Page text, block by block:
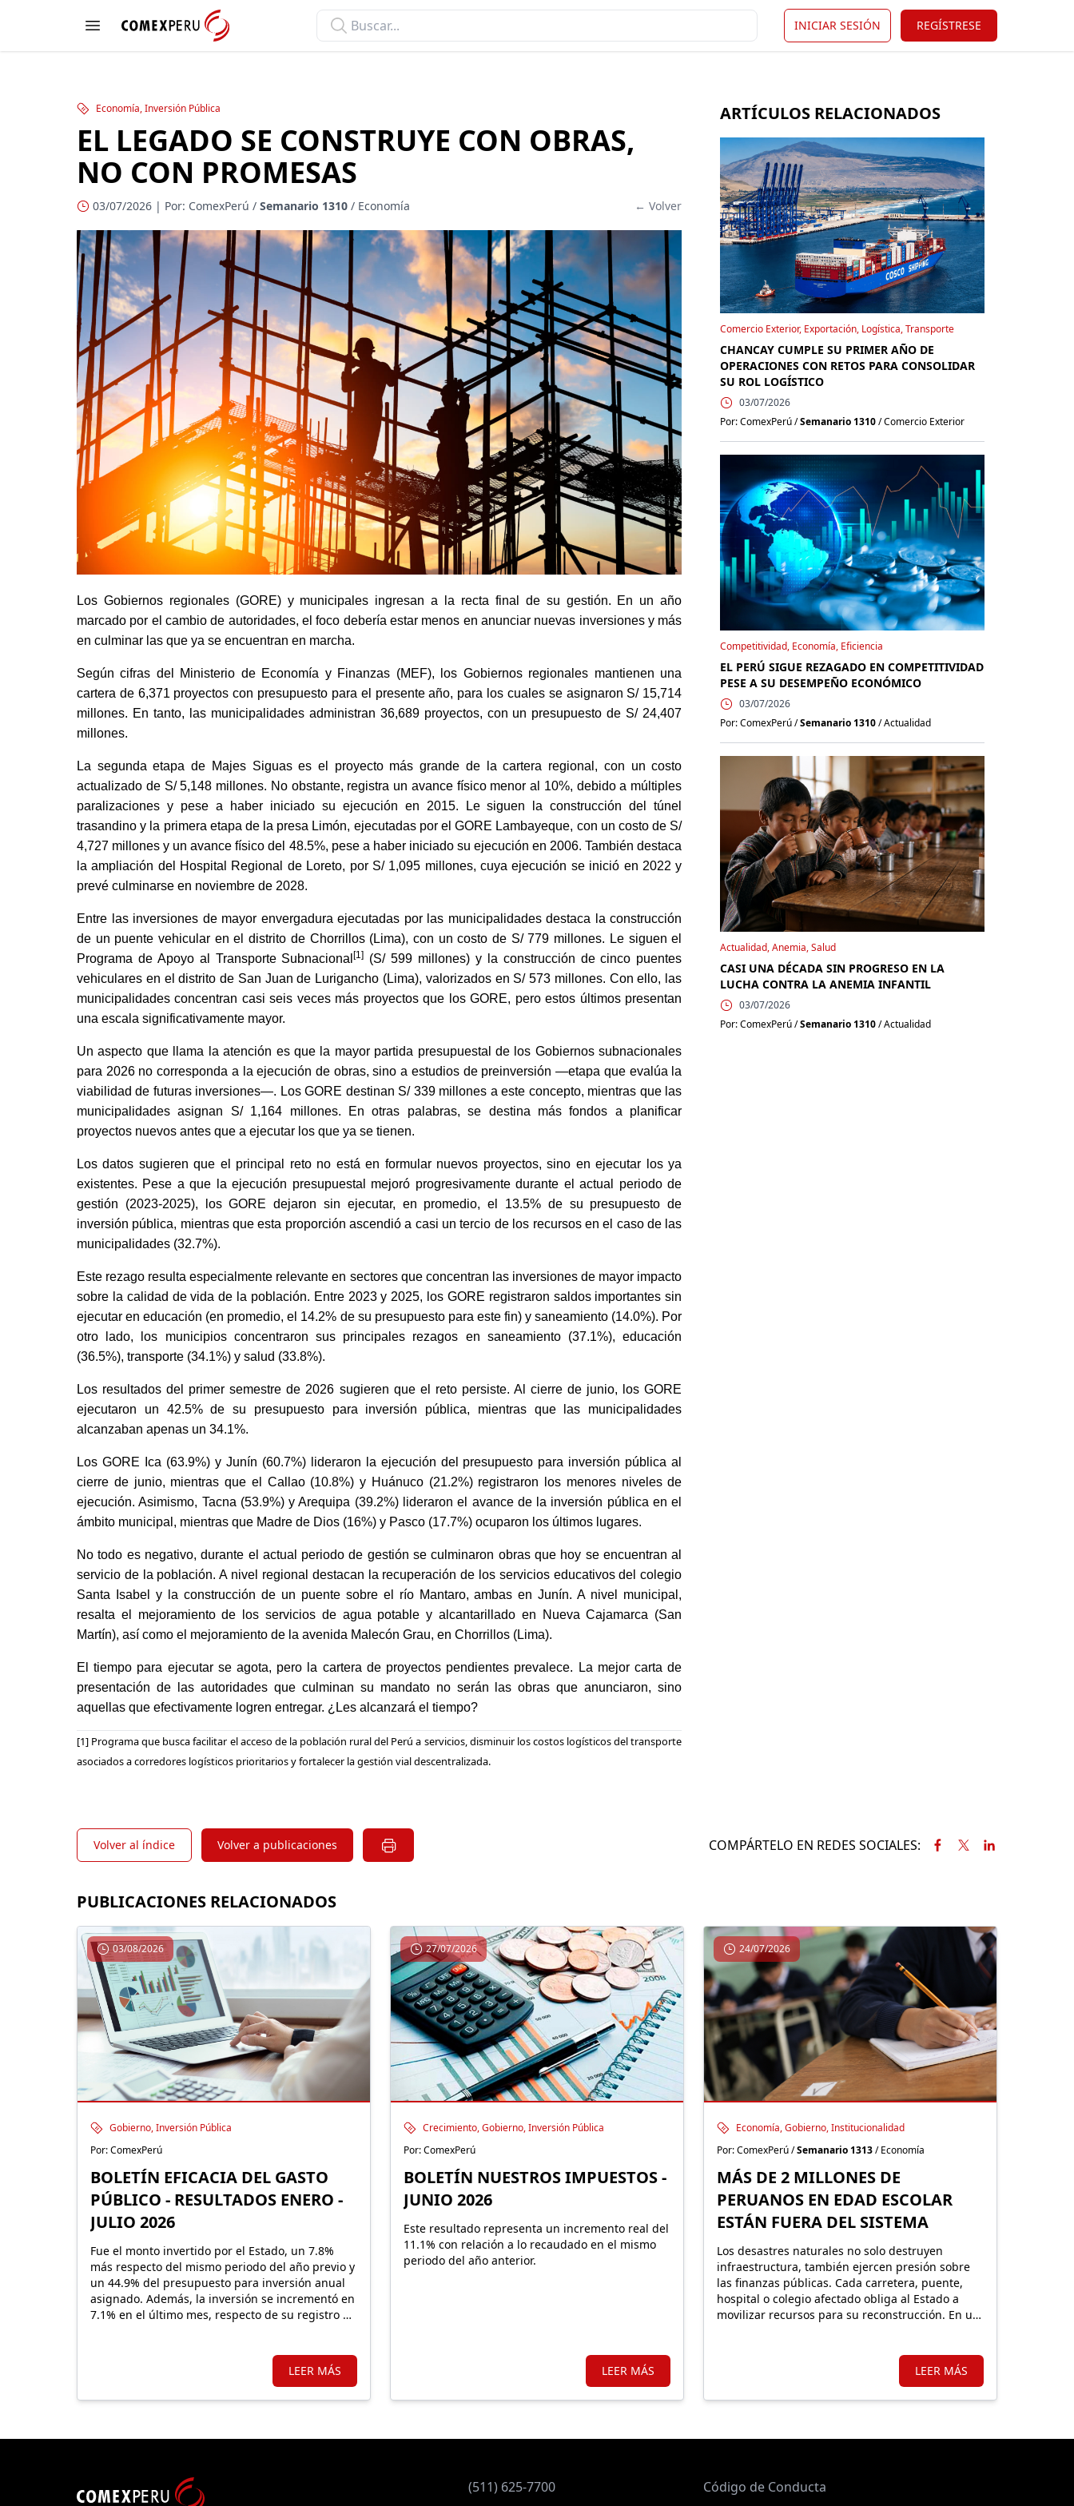
Open menu
ComexPerú INICIAR SESIÓN REGÍSTRESE
Economía, Inversión Pública
EL LEGADO SE CONSTRUYE CON OBRAS,
NO CON PROMESAS
03/07/2026 | Por: ComexPerú / Semanario 1310 / Economía ← Volver
Los Gobiernos regionales (GORE) y municipales ingresan a la recta final de su gestión. En un año
marcado por el cambio de autoridades, el foco debería estar menos en anunciar nuevas inversiones y más
en culminar las que ya se encuentran en marcha.
Según cifras del Ministerio de Economía y Finanzas (MEF), los Gobiernos regionales mantienen una
cartera de 6,371 proyectos con presupuesto para el presente año, para los cuales se asignaron S/ 15,714
millones. En tanto, las municipalidades administran 36,689 proyectos, con un presupuesto de S/ 24,407
millones.
La segunda etapa de Majes Siguas es el proyecto más grande de la cartera regional, con un costo
actualizado de S/ 5,148 millones. No obstante, registra un avance físico menor al 10%, debido a múltiples
paralizaciones y pese a haber iniciado su ejecución en 2015. Le siguen la construcción del túnel
trasandino y la primera etapa de la presa Limón, ejecutadas por el GORE Lambayeque, con un costo de S/
4,727 millones y un avance físico del 48.5%, pese a haber iniciado su ejecución en 2006. También destaca
la ampliación del Hospital Regional de Loreto, por S/ 1,095 millones, cuya ejecución se inició en 2022 y
prevé culminarse en noviembre de 2028.
Entre las inversiones de mayor envergadura ejecutadas por las municipalidades destaca la construcción
de un puente vehicular en el distrito de Chorrillos (Lima), con un costo de S/ 779 millones. Le siguen el
Programa de Apoyo al Transporte Subnacional[1]
(S/ 599 millones) y la construcción de cinco puentes
vehiculares en el distrito de San Juan de Lurigancho (Lima), valorizados en S/ 573 millones. Con ello, las
municipalidades concentran casi seis veces más proyectos que los GORE, pero estos últimos presentan
una escala significativamente mayor.
Un aspecto que llama la atención es que la mayor partida presupuestal de los Gobiernos subnacionales
para 2026 no corresponda a la ejecución de obras, sino a estudios de preinversión —etapa que evalúa la
viabilidad de futuras inversiones—. Los GORE destinan S/ 339 millones a este concepto, mientras que las
municipalidades asignan S/ 1,164 millones. En otras palabras, se destina más fondos a planificar
proyectos nuevos antes que a ejecutar los que ya se tienen.
Los datos sugieren que el principal reto no está en formular nuevos proyectos, sino en ejecutar los ya
existentes. Pese a que la ejecución presupuestal mejoró progresivamente durante el actual periodo de
gestión (2023-2025), los GORE dejaron sin ejecutar, en promedio, el 13.5% de su presupuesto de
inversión pública, mientras que esta proporción ascendió a casi un tercio de los recursos en el caso de las
municipalidades (32.7%).
Este rezago resulta especialmente relevante en sectores que concentran las inversiones de mayor impacto
sobre la calidad de vida de la población. Entre 2023 y 2025, los GORE registraron saldos importantes sin
ejecutar en educación (en promedio, el 14.2% de su presupuesto para este fin) y saneamiento (14.0%). Por
otro lado, los municipios concentraron sus principales rezagos en saneamiento (37.1%), educación
(36.5%), transporte (34.1%) y salud (33.8%).
Los resultados del primer semestre de 2026 sugieren que el reto persiste. Al cierre de junio, los GORE
ejecutaron un 42.5% de su presupuesto para inversión pública, mientras que las municipalidades
alcanzaban apenas un 34.1%.
Los GORE Ica (63.9%) y Junín (60.7%) lideraron la ejecución del presupuesto para inversión pública al
cierre de junio, mientras que el Callao (10.8%) y Huánuco (21.2%) registraron los menores niveles de
ejecución. Asimismo, Tacna (53.9%) y Arequipa (39.2%) lideraron el avance de la inversión pública en el
ámbito municipal, mientras que Madre de Dios (16%) y Pasco (17.7%) ocuparon los últimos lugares.
No todo es negativo, durante el actual periodo de gestión se culminaron obras que hoy se encuentran al
servicio de la población. A nivel regional destacan la recuperación de los servicios educativos del colegio
Santa Isabel y la construcción de un puente sobre el río Mantaro, ambas en Junín. A nivel municipal,
resalta el mejoramiento de los servicios de agua potable y alcantarillado en Nueva Cajamarca (San
Martín), así como el mejoramiento de la avenida Malecón Grau, en Chorrillos (Lima).
El tiempo para ejecutar se agota, pero la cartera de proyectos pendientes prevalece. La mejor carta de
presentación de las autoridades que culminan su mandato no serán las obras que anunciaron, sino
aquellas que efectivamente logren entregar. ¿Les alcanzará el tiempo?
[1] Programa que busca facilitar el acceso de la población rural del Perú a servicios, disminuir los costos logísticos del transporte
asociados a corredores logísticos prioritarios y fortalecer la gestión vial descentralizada.
ARTÍCULOS RELACIONADOS
Comercio Exterior, Exportación, Logística, Transporte
CHANCAY CUMPLE SU PRIMER AÑO DE
OPERACIONES CON RETOS PARA CONSOLIDAR
SU ROL LOGÍSTICO
03/07/2026
Por: ComexPerú /Semanario 1310/ Comercio Exterior
Competitividad, Economía, Eficiencia
EL PERÚ SIGUE REZAGADO EN COMPETITIVIDAD
PESE A SU DESEMPEÑO ECONÓMICO
03/07/2026
Por: ComexPerú /Semanario 1310/ Actualidad
Actualidad, Anemia, Salud
CASI UNA DÉCADA SIN PROGRESO EN LA
LUCHA CONTRA LA ANEMIA INFANTIL
03/07/2026
Por: ComexPerú /Semanario 1310/ Actualidad
Volver al índice Volver a publicaciones COMPÁRTELO EN REDES SOCIALES:
PUBLICACIONES RELACIONADOS
03/08/2026
Gobierno, Inversión Pública
Por: ComexPerú
BOLETÍN EFICACIA DEL GASTO
PÚBLICO - RESULTADOS ENERO -
JULIO 2026
Fue el monto invertido por el Estado, un 7.8%
más respecto del mismo periodo del año previo y
un 44.9% del presupuesto para inversión anual
asignado. Además, la inversión se incrementó en
7.1% en el último mes, respecto de su registro de
LEER MÁS
27/07/2026
Crecimiento, Gobierno, Inversión Pública
Por: ComexPerú
BOLETÍN NUESTROS IMPUESTOS -
JUNIO 2026
Este resultado representa un incremento real del
11.1% con relación a lo recaudado en el mismo
periodo del año anterior.
LEER MÁS
24/07/2026
Economía, Gobierno, Institucionalidad
Por: ComexPerú /Semanario 1313/ Economía
MÁS DE 2 MILLONES DE
PERUANOS EN EDAD ESCOLAR
ESTÁN FUERA DEL SISTEMA
Los desastres naturales no solo destruyen
infraestructura, también ejercen presión sobre
las finanzas públicas. Cada carretera, puente,
hospital o colegio afectado obliga al Estado a
movilizar recursos para su reconstrucción. En un
LEER MÁS
(511) 625-7700 Código de Conducta